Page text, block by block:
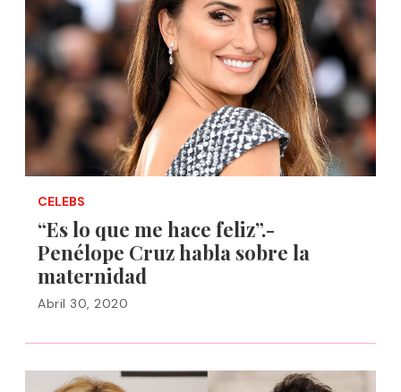
CELEBS
“Es lo que me hace feliz”.-
Penélope Cruz habla sobre la
maternidad
Abril 30, 2020